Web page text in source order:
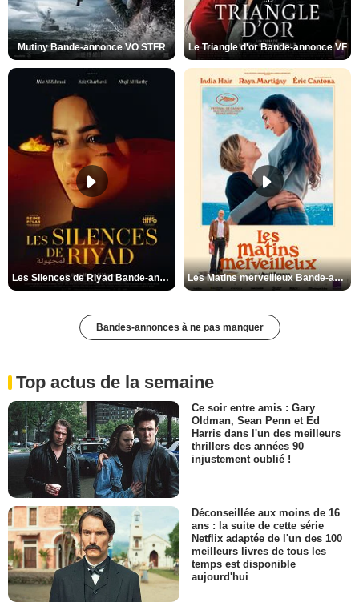
Mutiny Bande-annonce VO STFR Le Triangle d'or Bande-annonce VF
Les Silences de Riyad Bande-annonce VO STFR Les Matins merveilleux Bande-annonce VF
Bandes-annonces à ne pas manquer
Top actus de la semaine
Ce soir entre amis : Gary
Oldman, Sean Penn et Ed
Harris dans l'un des meilleurs
thrillers des années 90
injustement oublié !
Déconseillée aux moins de 16
ans : la suite de cette série
Netflix adaptée de l'un des 100
meilleurs livres de tous les
temps est disponible
aujourd'hui